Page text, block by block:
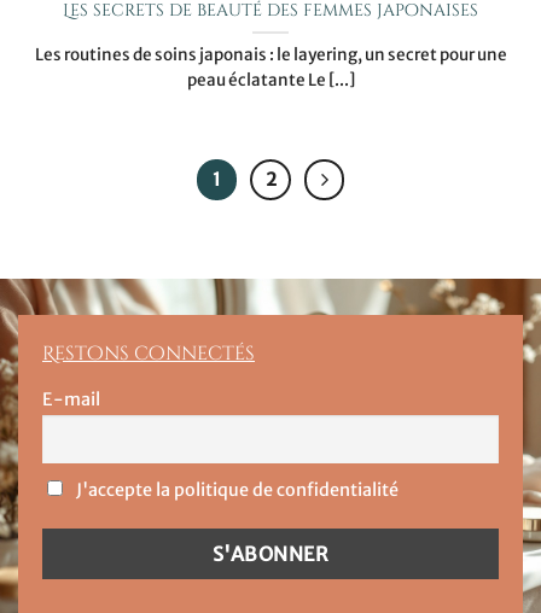
Les secrets de beauté des femmes japonaises
Les routines de soins japonais : le layering, un secret pour une
peau éclatante Le [...]
1 2
Restons connectés
E-mail
J'accepte la politique de confidentialité